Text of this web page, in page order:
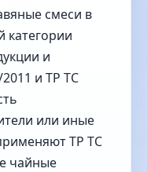
смеси в
категории
и
и ТР ТС
или иные
ТР ТС
чайные